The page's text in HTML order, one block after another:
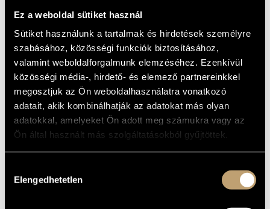
Ez a weboldal sütiket használ
Sütiket használunk a tartalmak és hirdetések személyre
szabásához, közösségi funkciók biztosításához,
valamint weboldalforgalmunk elemzéséhez. Ezenkívül
közösségi média-, hirdető- és elemező partnereinkkel
megosztjuk az Ön weboldalhasználatra vonatkozó
adatait, akik kombinálhatják az adatokat más olyan
adatokkal, amelyeket Ön adott meg számukra vagy az
Ön által használt más szolgáltatásokból gyűjtöttek.
kiválasztása
Elengedhetetlen
A MŰ
ÉVE
1948
Szólóhangszerre
ELŐADÓK
SZÁMA
ELŐADÓI
APPARÁTUS
pf.
IDŐTARTAM 5 perc
2. Risoluto
KOTTAKIADÓ
Schott Music, Mainz © 1991, ED 7807